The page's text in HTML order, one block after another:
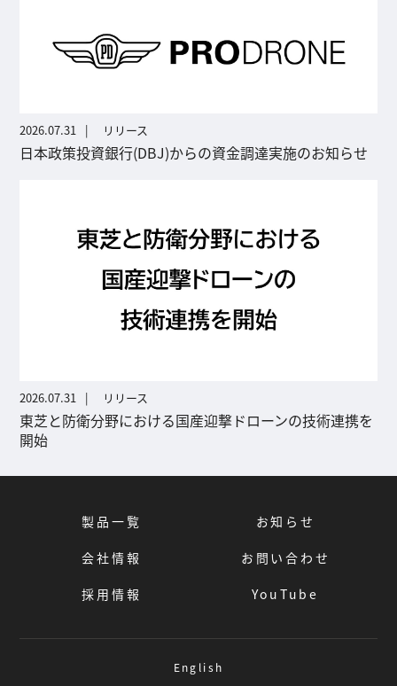
2026.07.31 リリース
日本政策投資銀行(DBJ)からの資金調達実施のお知らせ
2026.07.31 リリース
東芝と防衛分野における国産迎撃ドローンの技術連携を
開始
製品一覧 お知らせ
会社情報 お問い合わせ
採用情報 YouTube
English